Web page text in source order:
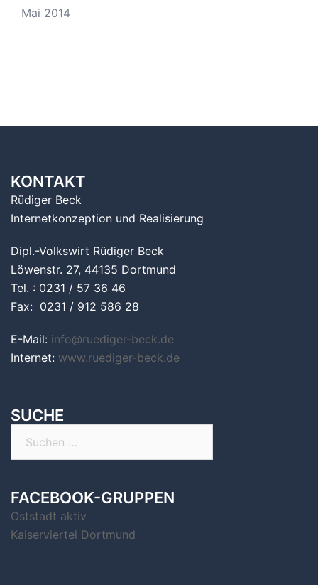
Mai 2014
KONTAKT
Rüdiger Beck
Internetkonzeption und Realisierung
Dipl.-Volkswirt Rüdiger Beck
Löwenstr. 27, 44135 Dortmund
Tel. : 0231 / 57 36 46
Fax: 0231 / 912 586 28
E-Mail: info@ruediger-beck.de
Internet: www.ruediger-beck.de
SUCHE
FACEBOOK-GRUPPEN
Oststadt aktiv
Kaiserviertel Dortmund